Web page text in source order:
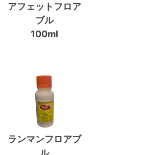
アフェットフロア
ブル
100ml
ランマンフロアブ
ル